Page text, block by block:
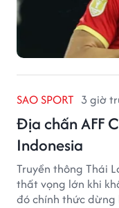
SAO SPORT 3 giờ
Địa chấn AFF
Indonesia
Truyền thông Thái
thất vọng lớn khi
đó chính thức dừng